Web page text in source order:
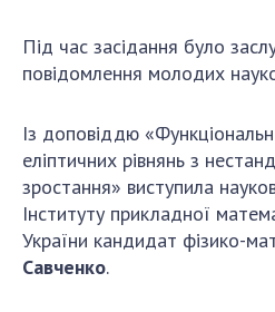
Президія НАН України
Апарат Президії
наук
Секція хімічних і
Секція суспільних і
Установи при Президії
Ради, комітети та комісії
Під час засідання було
повідомлення молодих
Із доповіддю
еліптичних рівнянь з
зростання» виступила
Інституту прикладної
України кандидат фізико-
Cавченко.